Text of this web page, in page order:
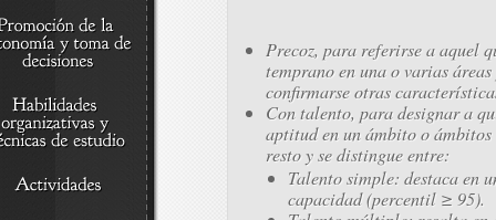
Precoz, para referirse a aquel
temprano en una o varias
confirmarse otras
Con talento, para designar a
aptitud en un ámbito o ámbitos
resto y se distingue entre:
Talento simple: destaca en
capacidad (percentil ≥ 95).